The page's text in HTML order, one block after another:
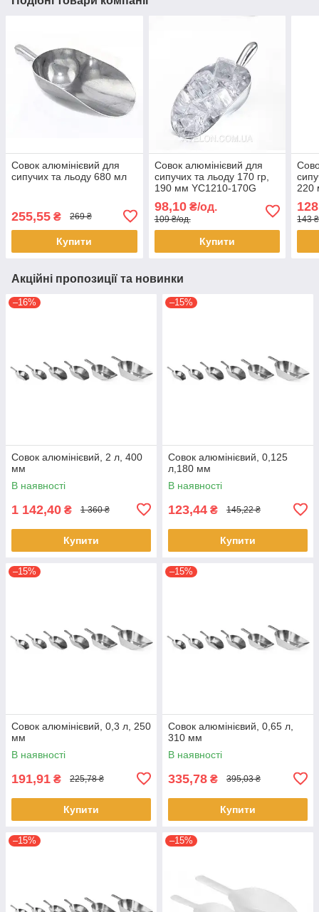
Совок алюмінієвий для
сипучих та льоду 680 мл
255,55 ₴ 269 ₴
Купити
Совок алюмінієвий для
сипучих та льоду 170 гр,
190 мм YC1210-170G
98,10₴/од.
109 ₴/од.
Купити
220
143
Акційні пропозиції та новинки
–16%
Совок алюмінієвий, 2 л, 400
мм
В наявності
1 142,40 ₴ 1 360 ₴
Купити
–15%
Совок алюмінієвий, 0,125
л,180 мм
В наявності
123,44 ₴ 145,22 ₴
Купити
–15%
Совок алюмінієвий, 0,3 л, 250
мм
В наявності
191,91 ₴ 225,78 ₴
Купити
–15%
Совок алюмінієвий, 0,65 л,
310 мм
В наявності
335,78 ₴ 395,03 ₴
Купити
–15% –15%